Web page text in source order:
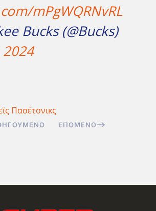
mPgWQRNvRL
Bucks (@Bucks)
Πασέτσνικς
ΕΠΌΜΕΝΟ